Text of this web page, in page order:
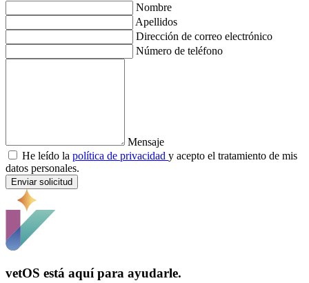
Nombre
Apellidos
Dirección de correo electrónico
Número de teléfono
Mensaje
He leído la política de privacidad y acepto el tratamiento de mis
datos personales.
Enviar solicitud
vetOS está aquí para ayudarle.